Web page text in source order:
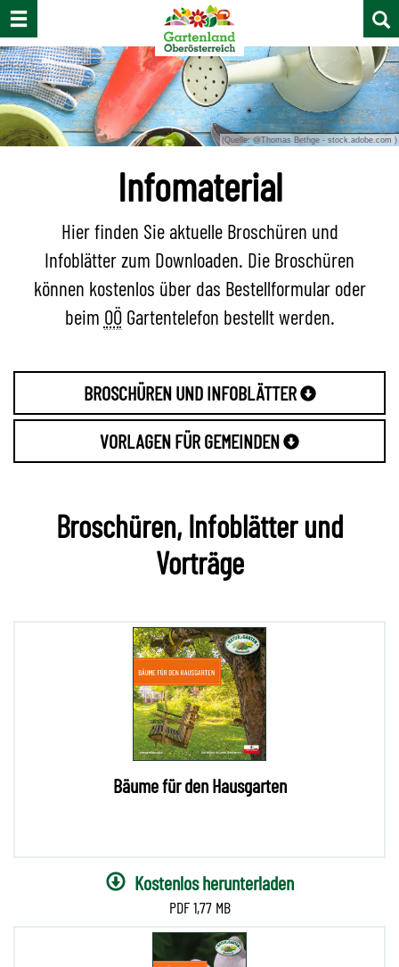
Zur
Navigation
[1]
Zum
Inhalt
[2]
Zur
Fußzeile
[3]
Navigation
ein-/ausblenden
ein-
und
(Quelle: @Thomas Bethge - stock.adobe.com )
Infomaterial
Hier finden Sie aktuelle Broschüren und
Infoblätter zum Downloaden. Die Broschüren
können kostenlos über das Bestellformular oder
beim OÖGartentelefon bestellt werden.
BROSCHÜREN UND INFOBLÄTTER
VORLAGEN FÜR GEMEINDEN
Broschüren, Infoblätter und
Vorträge
Bäume für den Hausgarten
Kostenlos herunterladen
1,77 MB